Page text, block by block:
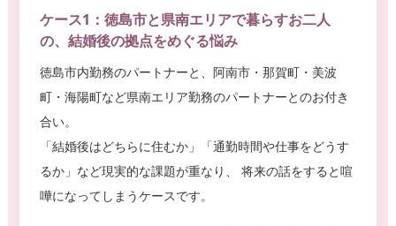
ケース1：徳島市と県南エリアで暮らすお二人
の、結婚後の拠点をめぐる悩み
徳島市内勤務のパートナーと、阿南市・那賀町・美波
町・海陽町など県南エリア勤務のパートナーとのお付き
合い。
「結婚後はどちらに住むか」「通勤時間や仕事をどうす
るか」など現実的な課題が重なり、 将来の話をすると喧
嘩になってしまうケースです。